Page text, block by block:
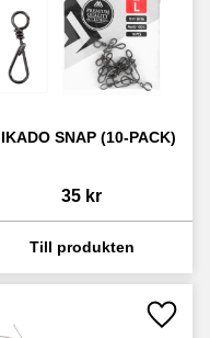
SNAP (10-PACK)
35 kr
Lägg